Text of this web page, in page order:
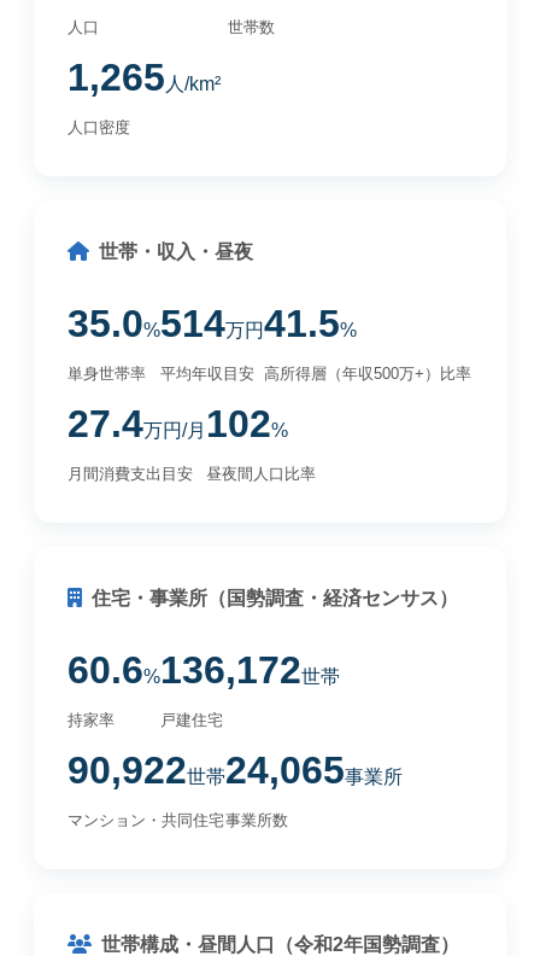
人口 世帯数
1,265 人/km²
人口密度
世帯・収入・昼夜
35.0%
単身世帯率
514万円
平均年収目安
41.5%
高所得層（年収500万+）比率
27.4万円/月
月間消費支出目安
102%
昼夜間人口比率
住宅・事業所（国勢調査・経済センサス）
60.6%
持家率
136,172世帯
戸建住宅
90,922世帯
マンション・共同住宅
24,065事業所
事業所数
世帯構成・昼間人口（令和2年国勢調査）